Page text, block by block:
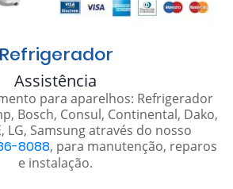
Refrigerador
Assistência
para aparelhos: Refrigerador
Bosch, Consul, Continental, Dako,
LG, Samsung através do nosso
8088, para manutenção, reparos
e instalação.